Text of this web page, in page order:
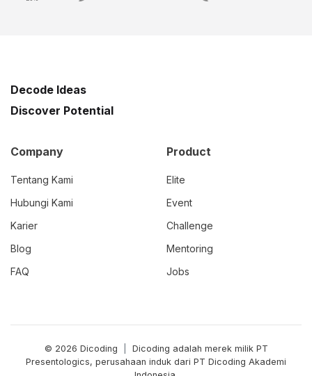
Decode Ideas
Discover Potential
Company
Tentang Kami
Hubungi Kami
Karier
Blog
FAQ
Product
Elite
Event
Challenge
Mentoring
Jobs
© 2026 Dicoding
Dicoding adalah merek milik PT
Presentologics, perusahaan induk dari PT Dicoding Akademi